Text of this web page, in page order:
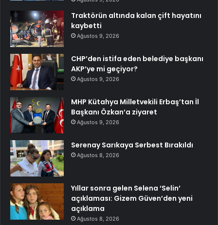
Traktörün altında kalan çift hayatını
kaybetti
Ağustos 9, 2026
CHP’den istifa eden belediye başkanı
AKP’ye mi geçiyor?
Ağustos 9, 2026
MHP Kütahya Milletvekili Erbaş’tan İl
Başkanı Özkan’a ziyaret
Ağustos 9, 2026
Serenay Sarıkaya Serbest Bırakıldı
Ağustos 8, 2026
Yıllar sonra gelen Selena ‘Selin’
açıklaması: Gizem Güven’den yeni
açıklama
Ağustos 8, 2026